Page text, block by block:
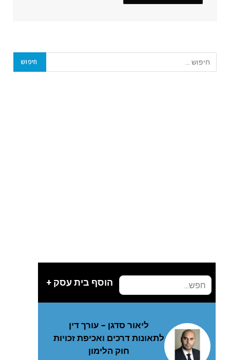
הוסף בית עסק +
ליאור סדגן – עורך דין
לתאונות דרכים ואכיפת זכויות
חוק הלימון